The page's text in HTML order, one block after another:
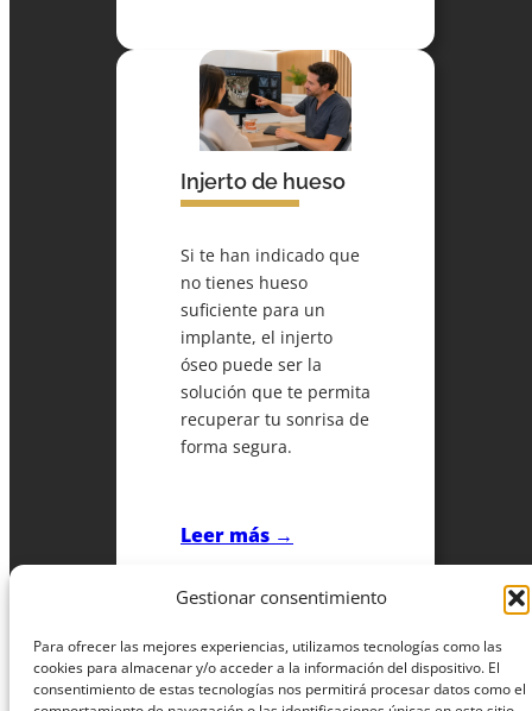
Gestionar consentimiento
Para ofrecer las mejores experiencias, utilizamos tecnologías como las
cookies para almacenar y/o acceder a la información del dispositivo. El
consentimiento de estas tecnologías nos permitirá procesar datos como el
Injerto de hueso
Si te han indicado que
no tienes hueso
suficiente para un
implante, el injerto
óseo puede ser la
solución que te permita
recuperar tu sonrisa de
forma segura.
Leer más →